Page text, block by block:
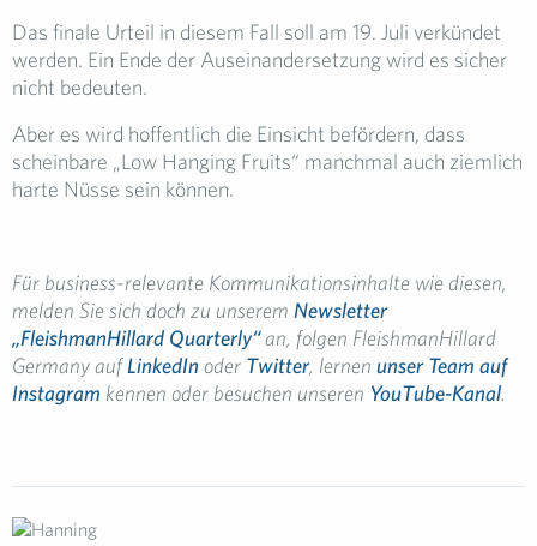
Das finale Urteil in diesem Fall soll am 19. Juli verkündet
werden. Ein Ende der Auseinandersetzung wird es sicher
nicht bedeuten.
Aber es wird hoffentlich die Einsicht befördern, dass
scheinbare „Low Hanging Fruits“ manchmal auch ziemlich
harte Nüsse sein können.
Für business-relevante Kommunikationsinhalte wie diesen,
melden Sie sich doch zu unserem Newsletter
„FleishmanHillard Quarterly“an, folgen FleishmanHillard
Germany aufLinkedIn oder Twitter, lernen unser Team auf
Instagram kennen oder besuchen unseren YouTube-Kanal.